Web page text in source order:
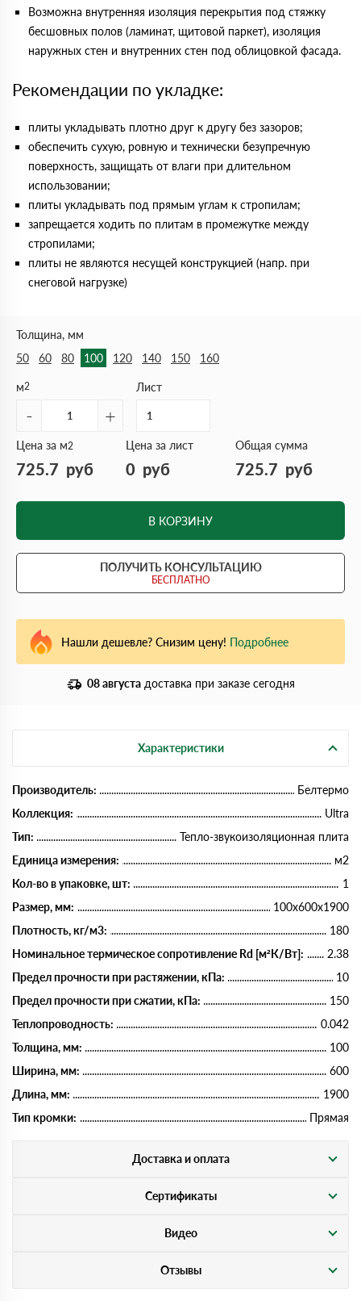
Возможна внутренняя изоляция перекрытия под стяжку
бесшовных полов (ламинат, щитовой паркет), изоляция
наружных стен и внутренних стен под облицовкой фасада.
Рекомендации по укладке:
плиты укладывать плотно друг к другу без зазоров;
обеспечить сухую, ровную и технически безупречную
поверхность, защищать от влаги при длительном
использовании;
плиты укладывать под прямым углам к стропилам;
запрещается ходить по плитам в промежутке между
стропилами;
плиты не являются несущей конструкцией (напр. при
снеговой нагрузке)
Толщина, мм
50
60 80 100 120 140 150 160
м2
- +
Лист
Цена за м2
725.7 руб
Цена за лист
0 руб
Общая сумма
725.7 руб
В КОРЗИНУ
ПОЛУЧИТЬ КОНСУЛЬТАЦИЮ
БЕСПЛАТНО
Нашли дешевле? Снизим цену! Подробнее
08 августа доставка при заказе сегодня
Характеристики
Производитель:
Белтермо
Коллекция:
Ultra
Тип:
Тепло-звукоизоляционная плита
Единица измерения:
м2
Кол-во в упаковке, шт:
1
Размер, мм:
100х600х1900
Плотность, кг/м3:
180
Номинальное термическое сопротивление Rd [м²К/Вт]:
2.38
Предел прочности при растяжении, кПа:
10
Предел прочности при сжатии, кПа:
150
Теплопроводность:
0.042
Толщина, мм:
100
Ширина, мм:
600
Длина, мм:
1900
Тип кромки:
Прямая
Доставка и оплата
Сертификаты
Видео
Отзывы